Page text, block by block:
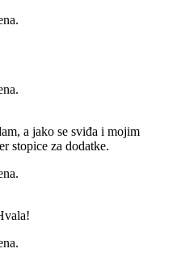
a jako se sviđa i mojim
stopice za dodatke.